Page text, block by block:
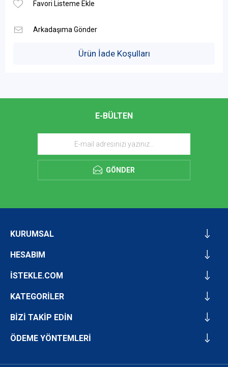
Ürün İade Koşulları
E-BÜLTEN
GÖNDER
KURUMSAL
HESABIM
İSTEKLE.COM
KATEGORİLER
BİZİ TAKİP EDİN
ÖDEME YÖNTEMLERİ